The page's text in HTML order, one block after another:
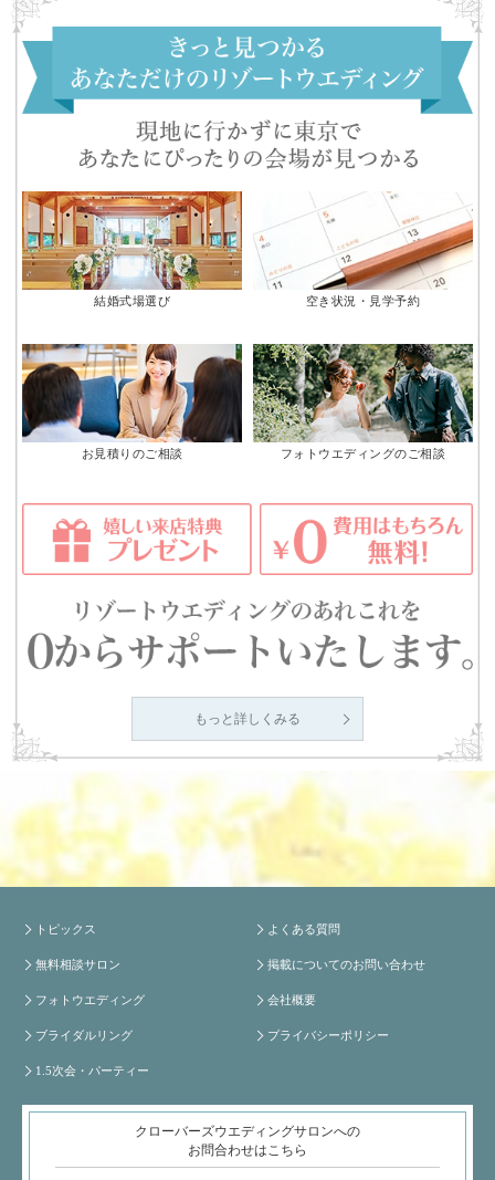
結婚式場選び 空き状況・見学予約
お見積りのご相談 フォトウエディングのご相談
もっと詳しくみる
トピックス
無料相談サロン
フォトウエディング
ブライダルリング
1.5次会・パーティー
よくある質問
掲載についてのお問い合わせ
会社概要
プライバシーポリシー
クローバーズウエディングサロンへの
お問合わせはこちら